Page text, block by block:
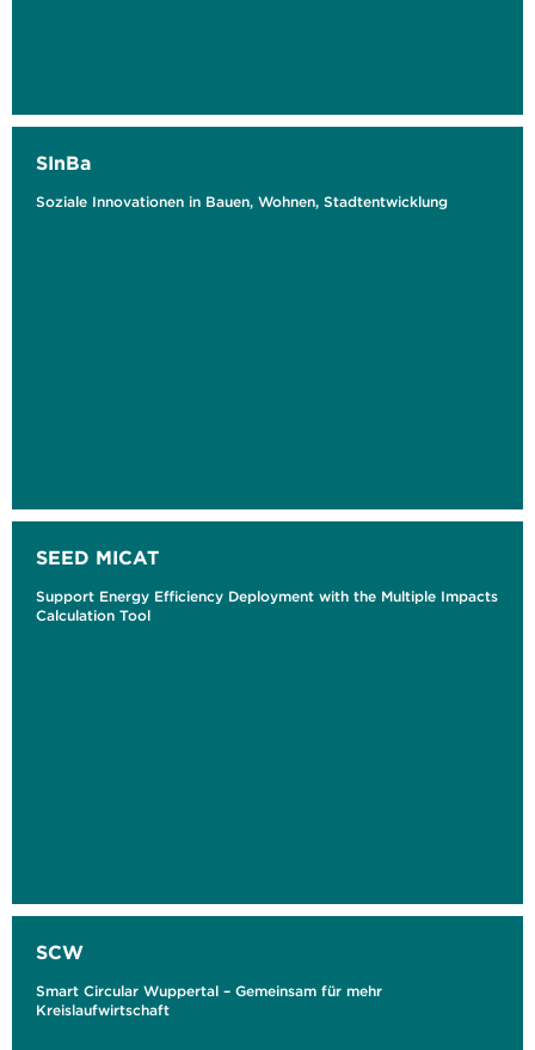
SInBa
Soziale Innovationen in Bauen, Wohnen, Stadtentwicklung
SEED MICAT
Support Energy Efficiency Deployment with the Multiple Impacts
Calculation Tool
SCW
Smart Circular Wuppertal – Gemeinsam für mehr
Kreislaufwirtschaft